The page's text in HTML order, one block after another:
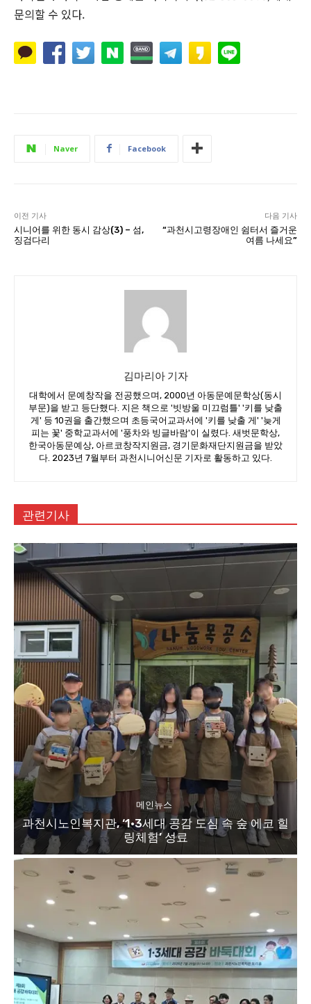
문의할 수 있다.
Naver Facebook
이전 기사
시니어를 위한 동시 감상(3) – 섬,
징검다리
다음 기사
“과천시고령장애인 쉼터서 즐거운
여름 나세요”
김마리아 기자
대학에서 문예창작을 전공했으며, 2000년 아동문예문학상(동시
부문)을 받고 등단했다. 지은 책으로 '빗방울 미끄럼틀' '키를 낮출
게' 등 10권을 출간했으며 초등국어교과서에 '키를 낮출 게' '늦게
피는 꽃' 중학교과서에 '풍차와 빙글바람'이 실렸다. 새벗문학상,
한국아동문예상, 아르코창작지원금, 경기문화재단지원금을 받았
다. 2023년 7월부터 과천시니어신문 기자로 활동하고 있다.
관련기사
메인뉴스
과천시노인복지관, ‘1·3세대 공감 도심 속 숲 에코 힐
링체험’ 성료